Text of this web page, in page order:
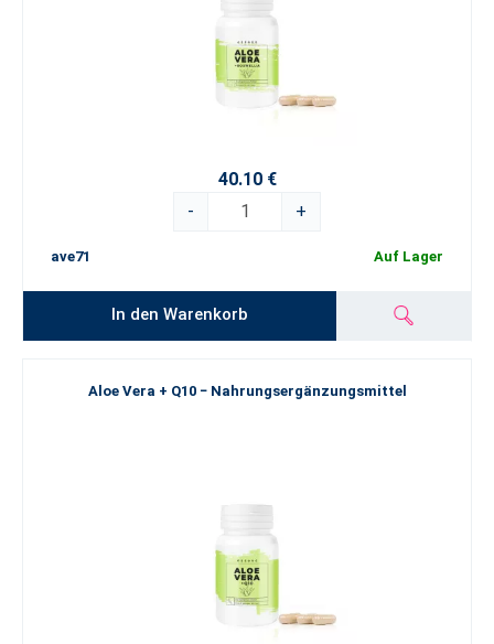
40.10 €
-
+
ave71 Auf Lager
In den Warenkorb
Aloe Vera + Q10 − Nahrungsergänzungsmittel